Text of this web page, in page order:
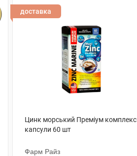
доставка
Цинк морський Преміум комплекс
капсули 60 шт
Фарм Райз